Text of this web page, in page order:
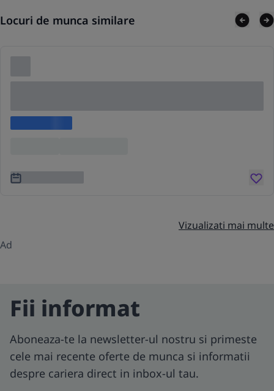
Locuri de munca similare
Vizualizati mai multe
Ad
Fii informat
Aboneaza-te la newsletter-ul nostru si primeste
cele mai recente oferte de munca si informatii
despre cariera direct in inbox-ul tau.